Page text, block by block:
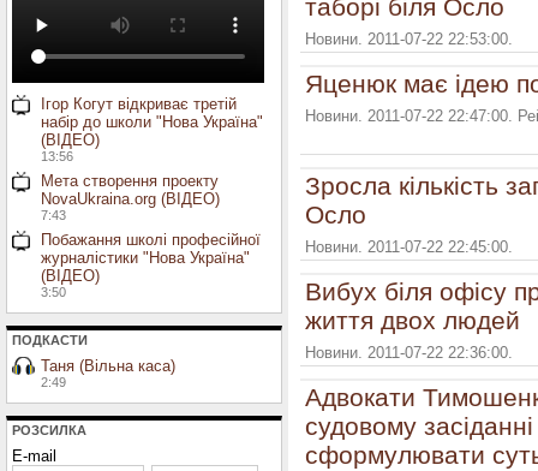
Ігор Когут відкриває третій
набір до школи "Нова Україна"
(ВІДЕО)
13:56
Мета створення проекту
NovaUkraina.org (ВІДЕО)
7:43
Побажання школі професійної
журналістики "Нова Україна"
(ВІДЕО)
3:50
ПОДКАСТИ
Таня (Вільна каса)
2:49
РОЗСИЛКА
E-mail
таборі біля Осло
Новини. 2011-07-22 22:53:00.
Яценюк має ідею
Новини. 2011-07-22 22:47:00.
Зросла кількість
Осло
Новини. 2011-07-22 22:45:00.
Вибух біля офісу
життя двох людей
Новини. 2011-07-22 22:36:00.
Адвокати
судовому
сформулювати